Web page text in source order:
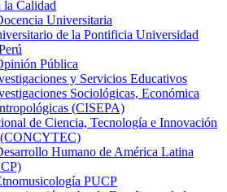
la Calidad
Universitaria
de la Pontificia Universidad
Pública
y Servicios Educativos
Sociológicas, Económica
(CISEPA)
de Ciencia, Tecnología e Innovación
Humano de América Latina
PUCP